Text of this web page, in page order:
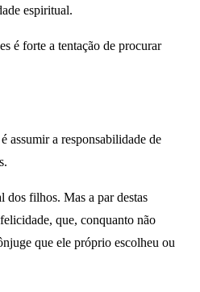
espiritual.
é forte a tentação de procurar
assumir a responsabilidade de
dos filhos. Mas a par destas
que, conquanto não
que ele próprio escolheu ou